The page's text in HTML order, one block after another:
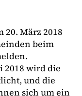
20. März 2018
beim
2018 wird die
und die
sich um ein